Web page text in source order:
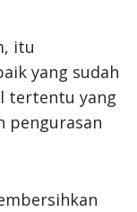
itu
yang sudah
tertentu yang
pengurasan